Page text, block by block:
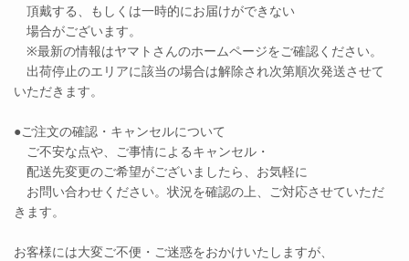
頂戴する、もしくは一時的にお届けができない
場合がございます。
※最新の情報はヤマトさんのホームページをご確認ください。
出荷停止のエリアに該当の場合は解除され次第順次発送させて
いただきます。
●ご注文の確認・キャンセルについて
ご不安な点や、ご事情によるキャンセル・
配送先変更のご希望がございましたら、お気軽に
お問い合わせください。状況を確認の上、ご対応させていただ
きます。
お客様には大変ご不便・ご迷惑をおかけいたしますが、